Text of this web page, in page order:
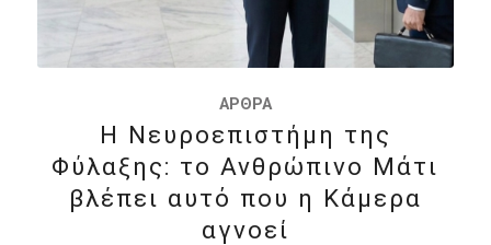
ΆΡΘΡΑ
Η Νευροεπιστήμη της
Φύλαξης: το Ανθρώπινο Μάτι
βλέπει αυτό που η Κάμερα
αγνοεί